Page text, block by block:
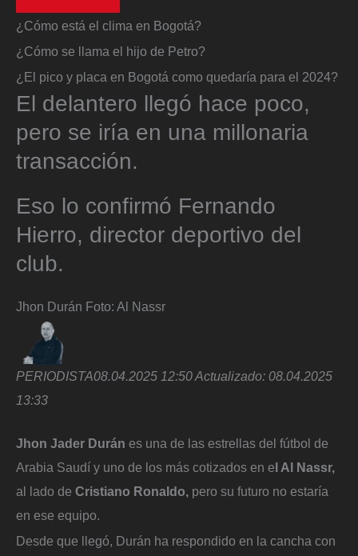
¿Cómo está el clima en Bogotá?
¿Cómo se llama el hijo de Petro?
¿El pico y placa en Bogotá como quedaría para el 2024?
El delantero llegó hace poco,
pero se iría en una millonaria
transacción.
Eso lo confirmó Fernando
Hierro, director deportivo del
club.
Jhon Durán Foto: Al Nassr
PERIODISTA08.04.2025 12:50Actualizado: 08.04.2025
13:33
Jhon Jader Durán es una de las estrellas del fútbol de
Arabia Saudí y uno de los más cotizados en e l Al Nassr,
al lado de Cristiano Ronaldo, pero su futuro no estaría
en ese equipo.
Desde que llegó, Durán ha respondido en la cancha con